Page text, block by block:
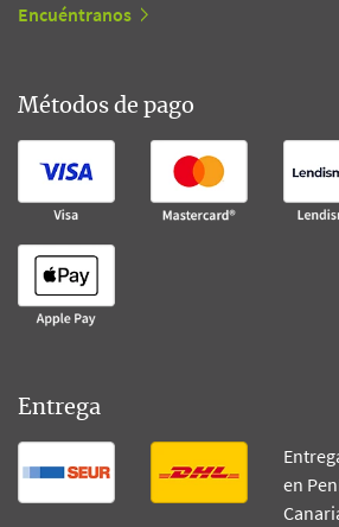
Encuéntranos
Métodos de pago
Entrega
en